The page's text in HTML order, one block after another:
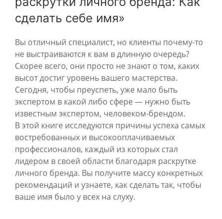
сделать себе имя»
Вы отличный специалист, но клиенты почему-то
не выстраиваются к вам в длинную очередь?
Скорее всего, они просто не знают о том, каких
высот достиг уровень вашего мастерства.
Сегодня, чтобы преуспеть, уже мало быть
экспертом в какой либо сфере — нужно быть
известным экспертом, человеком-брендом.
В этой книге исследуются причины успеха самых
востребованных и высокооплачиваемых
профессионалов, каждый из которых стал
лидером в своей области благодаря раскрутке
личного бренда. Вы получите массу конкретных
рекомендаций и узнаете, как сделать так, чтобы
ваше имя было у всех на слуху.